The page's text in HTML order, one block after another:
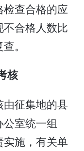
查合格的应
合格人数比
。
核
征集地的县
室统一组
施，有关单